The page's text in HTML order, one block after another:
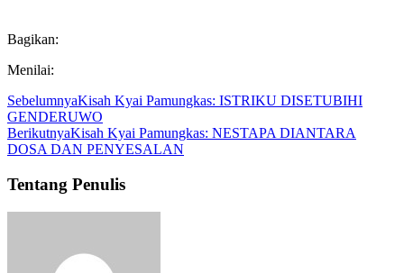
Bagikan:
Menilai:
SebelumnyaKisah Kyai Pamungkas: ISTRIKU DISETUBIHI
GENDERUWO
BerikutnyaKisah Kyai Pamungkas: NESTAPA DIANTARA
DOSA DAN PENYESALAN
Tentang Penulis